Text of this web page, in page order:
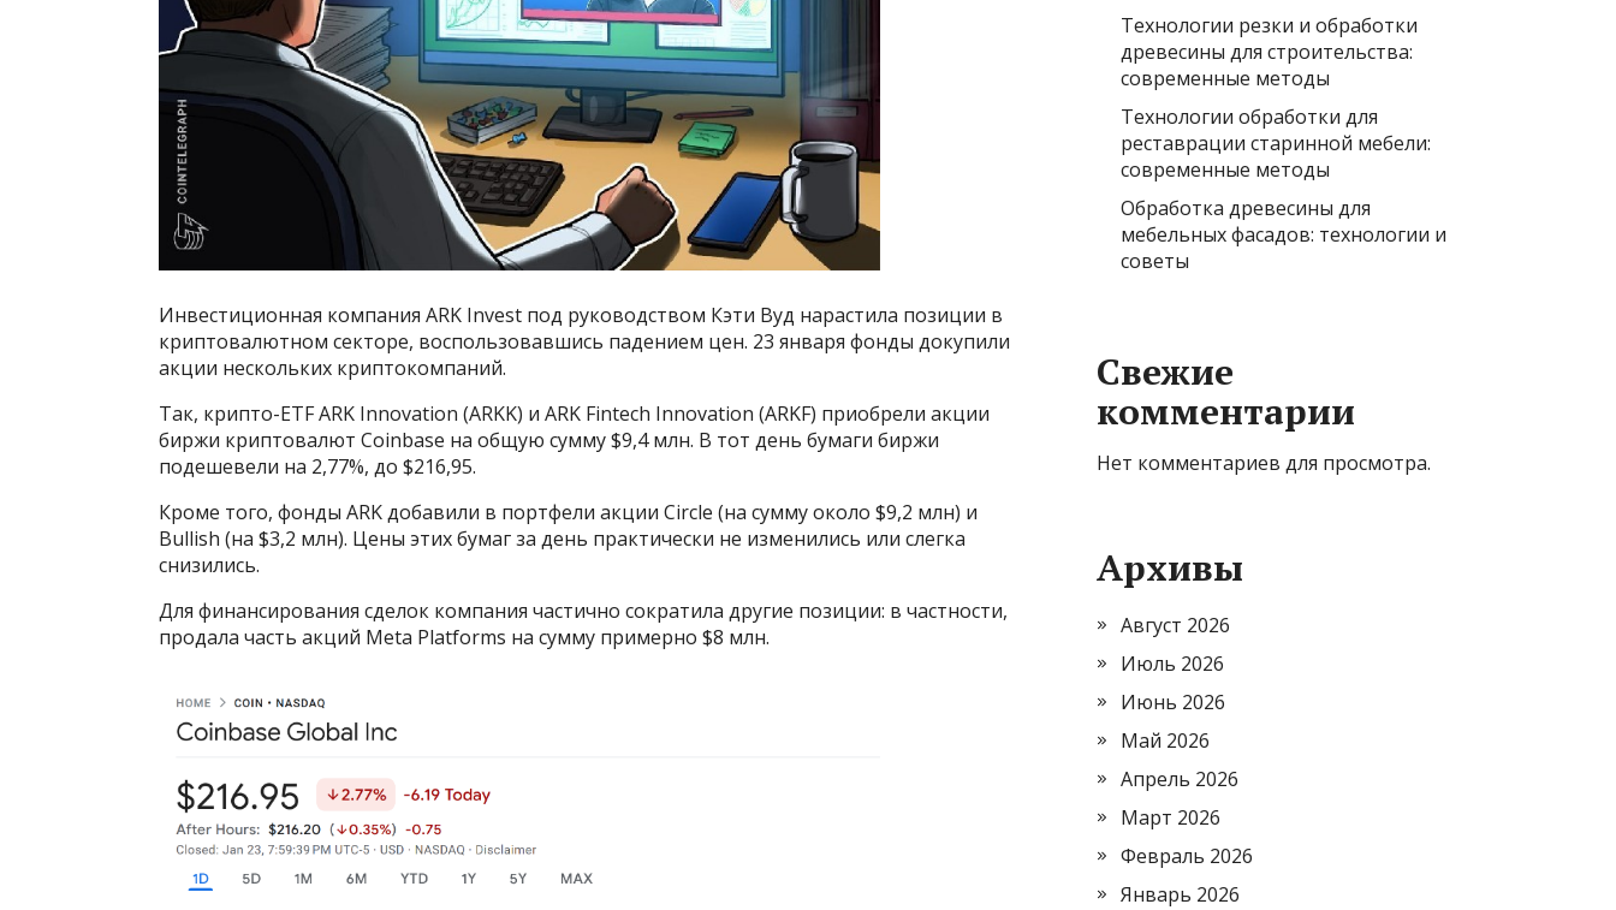
Инвестиционная компания ARK Invest под руководством Кэти Вуд нарастила позиции в
криптовалютном секторе, воспользовавшись падением цен. 23 января фонды докупили
акции нескольких криптокомпаний.
Так, крипто-ETF ARK Innovation (ARKK) и ARK Fintech Innovation (ARKF) приобрели акции
биржи криптовалют Coinbase на общую сумму $9,4 млн. В тот день бумаги биржи
подешевели на 2,77%, до $216,95.
Кроме того, фонды ARK добавили в портфели акции Circle (на сумму около $9,2 млн) и
Bullish (на $3,2 млн). Цены этих бумаг за день практически не изменились или слегка
снизились.
Для финансирования сделок компания частично сократила другие позиции: в частности,
продала часть акций Meta Platforms на сумму примерно $8 млн.
Технологии резки и обработки
древесины для строительства:
современные методы
Технологии обработки для
реставрации старинной мебели:
современные методы
Обработка древесины для
мебельных фасадов: технологии и
советы
Свежие
комментарии
Нет комментариев для просмотра.
Архивы
Август 2026
Июль 2026
Июнь 2026
Май 2026
Апрель 2026
Март 2026
Февраль 2026
Январь 2026